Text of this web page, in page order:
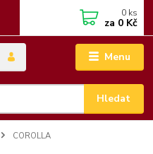
Menu
Hledat
0 ks
za 0 Kč
COROLLA